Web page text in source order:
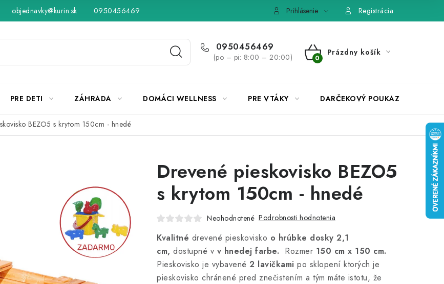
Hodnotenie obchodu Obchodné podmienky Pravidlá súťaží na Facebooku
objednavky@kurin.sk 0950456469 Prihlásenie Registrácia
0950456469
(po – pi: 8:00 – 20:00)
NÁKUPNÝ
Prázdny košík
PRE DETI ZÁHRADA DOMÁCI WELLNESS PRE VTÁKY DARČEKOVÝ POUKAZ
BEZO5 s krytom 150cm - hnedé
Drevené pieskovisko BEZO5
s krytom 150cm - hnedé
Neohodnotené Podrobnosti hodnotenia
Kvalitné drevené pieskovisko o hrúbke dosky 2,1
cm, dostupné v v hnedej farbe. Rozmer 150 cm x 150 cm.
Pieskovisko je vybavené 2 lavičkami po sklopení ktorých je
pieskovisko chránené pred znečistením a tým máte istotu, že